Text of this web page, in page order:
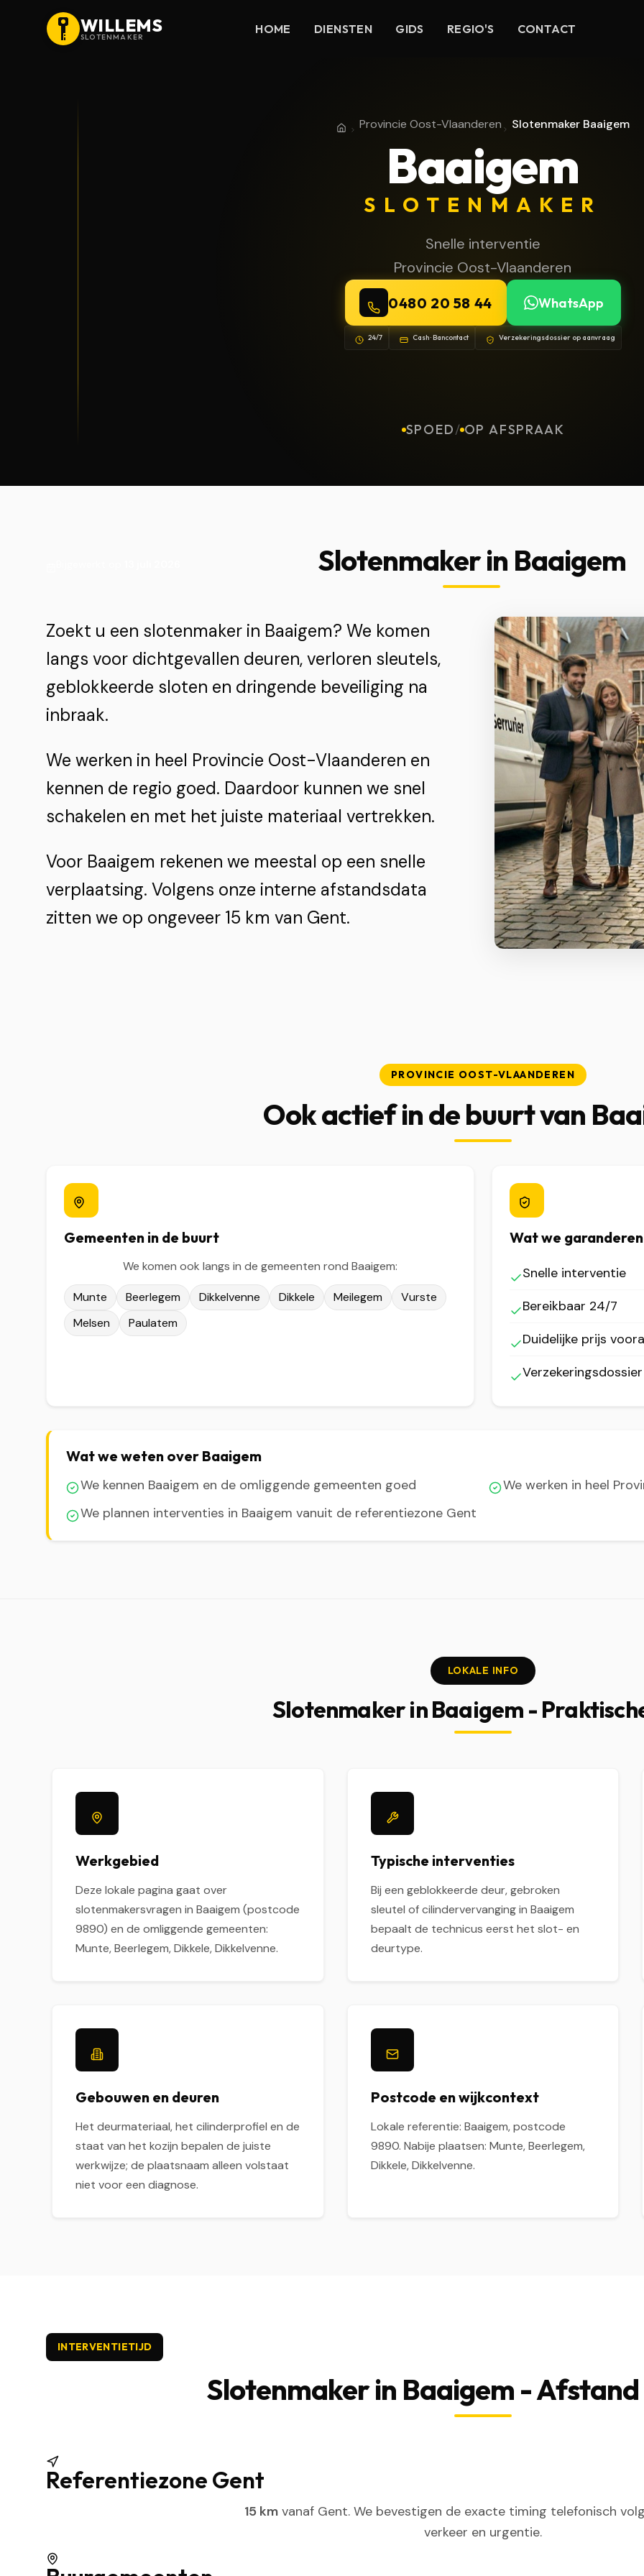
WILLEMS
SLOTENMAKER
HOME DIENSTEN GIDS REGIO'S CONTACT
HomeProvincie Oost-Vlaanderen
Provincie Oost-Vlaanderen Slotenmaker Baaigem
Baaigem
SLOTENMAKER
Snelle interventie
Provincie Oost-Vlaanderen
0480 20 58 44 WhatsApp
24/7 Cash · Bancontact Verzekeringsdossier op aanvraag
SPOED/ OP AFSPRAAK
Slotenmaker in Baaigem
Zoekt u een slotenmaker in Baaigem? We komen
langs voor dichtgevallen deuren, verloren sleutels,
geblokkeerde sloten en dringende beveiliging na
inbraak.
We werken in heel Provincie Oost-Vlaanderen en
kennen de regio goed. Daardoor kunnen we snel
schakelen en met het juiste materiaal vertrekken.
Voor Baaigem rekenen we meestal op een snelle
verplaatsing. Volgens onze interne afstandsdata
zitten we op ongeveer 15 km van Gent.
PROVINCIE OOST-VLAANDEREN
Ook actief in de buurt van
Gemeenten in de buurt
We komen ook langs in de gemeenten rond Baaigem:
Munte Beerlegem Dikkelvenne Dikkele Meilegem
Vurste
Melsen
Paulatem
Wat we garanderen
Snelle interventie
Bereikbaar 24/7
Duidelijke prijs
Wat we weten over Baaigem
We kennen Baaigem en de omliggende gemeenten goed
We werken in heel
We plannen interventies in Baaigem vanuit de referentiezone Gent
LOKALE INFO
Slotenmaker in Baaigem -
Werkgebied
Deze lokale pagina gaat over
slotenmakersvragen in Baaigem (postcode
9890) en de omliggende gemeenten:
Munte, Beerlegem, Dikkele, Dikkelvenne.
Typische interventies
Bij een geblokkeerde deur, gebroken
sleutel of cilindervervanging in Baaigem
bepaalt de technicus eerst het slot- en
deurtype.
Gebouwen en deuren
Het deurmateriaal, het cilinderprofiel en de
staat van het kozijn bepalen de juiste
werkwijze; de plaatsnaam alleen volstaat
niet voor een diagnose.
Postcode en wijkcontext
Lokale referentie: Baaigem, postcode
9890. Nabije plaatsen: Munte, Beerlegem,
Dikkele, Dikkelvenne.
INTERVENTIETIJD
Slotenmaker in Baaigem -
Referentiezone Gent
15 kmvanaf Gent. We bevestigen de exacte timing telefonisch
verkeer en urgentie.